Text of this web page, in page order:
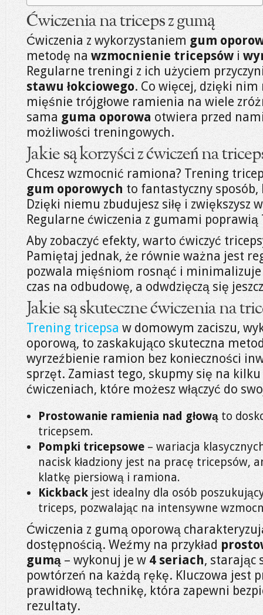
Ćwiczenia na triceps z gumą
Ćwiczenia z wykorzystaniem gum
metodę na wzmocnienie tricepsów i
Regularne treningi z ich użyciem
stawu łokciowego. Co więcej, dzięki
mięśnie trójgłowe ramienia na wiele
sama guma oporowa otwiera przed
możliwości treningowych.
Jakie są korzyści z ćwiczeń na
Chcesz wzmocnić ramiona? Trening
gum oporowych to fantastyczny
Dzięki niemu zbudujesz siłę i zwiększysz
Regularne ćwiczenia z gumami
Aby zobaczyć efekty, warto ćwiczyć
Pamiętaj jednak, że równie ważna jest
pozwala mięśniom rosnąć i
czas na odbudowę, a odwdzięczą się
Jakie są skuteczne ćwiczenia na
Trening tricepsa w domowym zaciszu,
oporową, to zaskakująco skuteczna
wyrzeźbienie ramion bez konieczności
sprzęt. Zamiast tego, skupmy się na
ćwiczeniach, które możesz włączyć do
Prostowanie ramienia nad głową to
tricepsem.
Pompki tricepsowe – wariacja
nacisk kładziony jest na pracę tricepsów,
klatkę piersiową i ramiona.
Kickback jest idealny dla osób
triceps, pozwalając na intensywne
Ćwiczenia z gumą oporową
dostępnością. Weźmy na przykład
gumą – wykonuj je w 4 seriach, starając
powtórzeń na każdą rękę. Kluczowa jest
prawidłową technikę, która zapewni
rezultaty.